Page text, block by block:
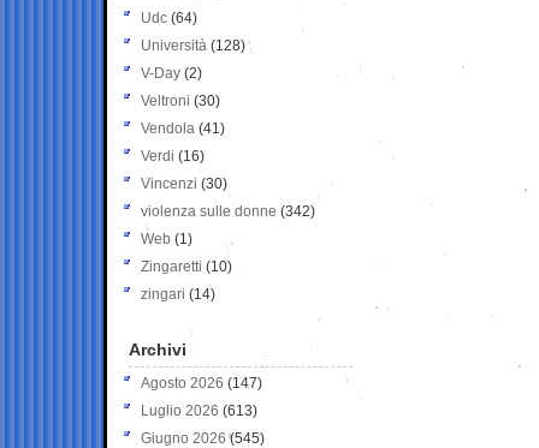
Udc (64)
Università (128)
V-Day (2)
Veltroni (30)
Vendola (41)
Verdi (16)
Vincenzi (30)
violenza sulle donne (342)
Web (1)
Zingaretti (10)
zingari (14)
Archivi
Agosto 2026 (147)
Luglio 2026 (613)
Giugno 2026 (545)